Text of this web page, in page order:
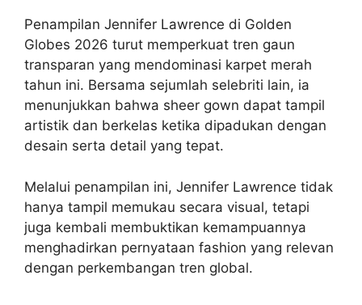
Penampilan Jennifer Lawrence di Golden
Globes 2026 turut memperkuat tren gaun
transparan yang mendominasi karpet merah
tahun ini. Bersama sejumlah selebriti lain, ia
menunjukkan bahwa sheer gown dapat tampil
artistik dan berkelas ketika dipadukan dengan
desain serta detail yang tepat.
Melalui penampilan ini, Jennifer Lawrence tidak
hanya tampil memukau secara visual, tetapi
juga kembali membuktikan kemampuannya
menghadirkan pernyataan fashion yang relevan
dengan perkembangan tren global.